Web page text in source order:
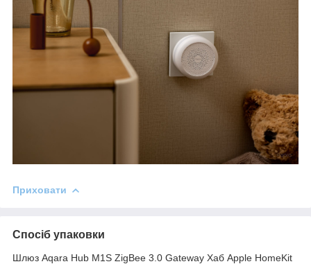
Приховати
Спосіб упаковки
Шлюз Aqara Hub M1S ZigBee 3.0 Gateway Хаб Apple HomeKit